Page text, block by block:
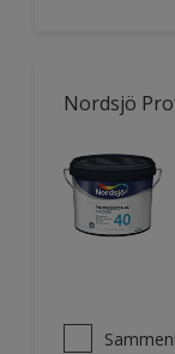
Nordsjö